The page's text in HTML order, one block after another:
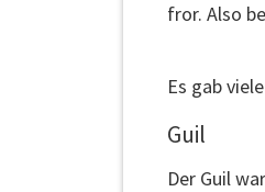
fror. Also
Es gab
Guil
Der Guil